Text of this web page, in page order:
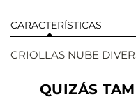
CARACTERÍSTICAS
CRIOLLAS NUBE
QUIZÁS